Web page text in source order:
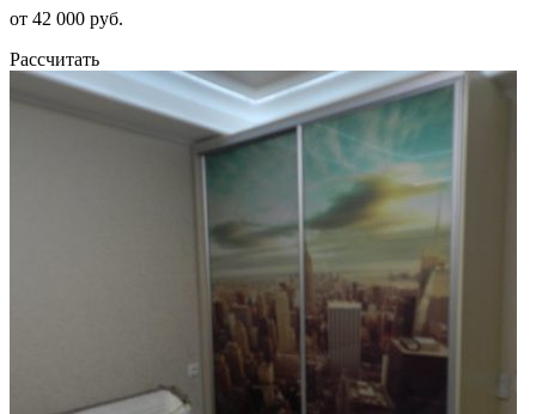
от 42 000 руб.
Рассчитать